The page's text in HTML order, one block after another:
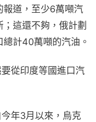
報道，至少6萬噸汽
這還不夠，俄計劃
計40萬噸的汽油。
從印度等國進口汽
年3月以來，烏克